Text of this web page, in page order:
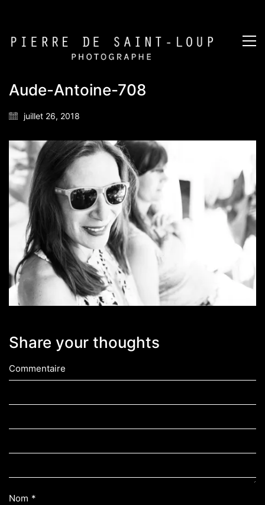
Aude-Antoine-708
juillet 26, 2018
Share your thoughts
Commentaire
Nom *